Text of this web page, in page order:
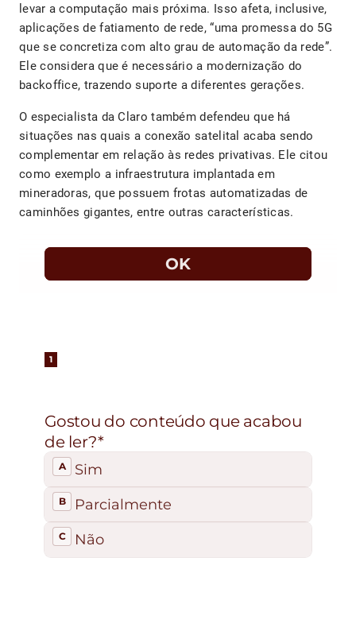
levar a computação mais próxima. Isso afeta, inclusive,
aplicações de fatiamento de rede, “uma promessa do 5G
que se concretiza com alto grau de automação da rede”.
Ele considera que é necessário a modernização do
backoffice, trazendo suporte a diferentes gerações.
O especialista da Claro também defendeu que há
situações nas quais a conexão satelital acaba sendo
complementar em relação às redes privativas. Ele citou
como exemplo a infraestrutura implantada em
mineradoras, que possuem frotas automatizadas de
caminhões gigantes, entre outras características.